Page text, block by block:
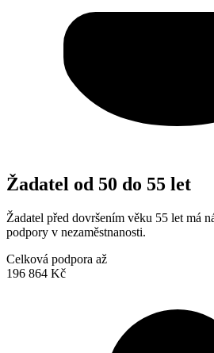
Žadatel od 50 do 55 let
Žadatel před dovršením věku 55 let má
podpory v nezaměstnanosti.
Celková podpora až
196 864 Kč